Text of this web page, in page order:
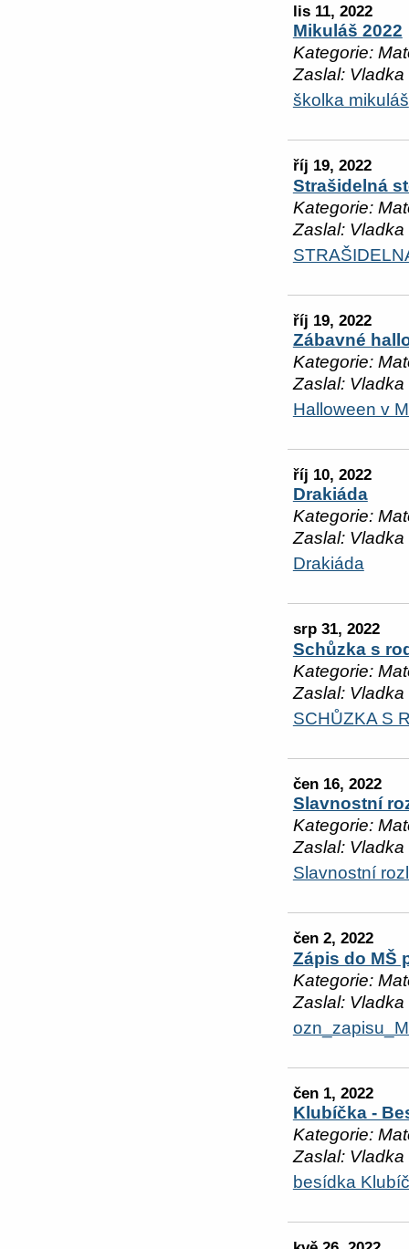
lis 11, 2022
Mikuláš 2022
Kategorie:
Zaslal: Vladka
školka mikuláš
říj 19, 2022
Strašidelná
Kategorie:
Zaslal: Vladka
říj 19, 2022
Zábavné
Kategorie:
Zaslal: Vladka
Halloween v
říj 10, 2022
Drakiáda
Kategorie:
Zaslal: Vladka
Drakiáda
srp 31, 2022
Schůzka s
Kategorie:
Zaslal: Vladka
SCHŮZKA S
čen 16, 2022
Slavnostní
Kategorie:
Zaslal: Vladka
Slavnostní
čen 2, 2022
Zápis do MŠ
Kategorie:
Zaslal: Vladka
čen 1, 2022
Klubíčka -
Kategorie:
Zaslal: Vladka
besídka